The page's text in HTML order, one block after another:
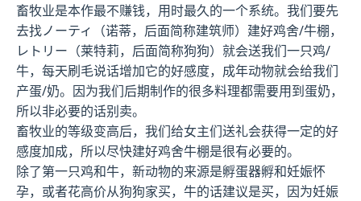
畜牧业是本作最不赚钱，用时最久的一个系统。我们要先
去找ノーティ（诺蒂，后面简称建筑师）建好鸡舍/牛棚，
レトリー（莱特莉，后面简称狗狗）就会送我们一只鸡/
牛，每天刷毛说话增加它的好感度，成年动物就会给我们
产蛋/奶。因为我们后期制作的很多料理都需要用到蛋奶，
所以非必要的话别卖。
畜牧业的等级变高后，我们给女主们送礼会获得一定的好
感度加成，所以尽快建好鸡舍牛棚是很有必要的。
除了第一只鸡和牛，新动物的来源是孵蛋器孵和妊娠怀
孕，或者花高价从狗狗家买，牛的话建议是买，因为妊娠